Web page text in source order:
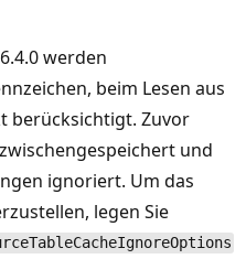
werden
beim Lesen aus
berücksichtigt. Zuvor
und
ignoriert. Um das
legen Sie